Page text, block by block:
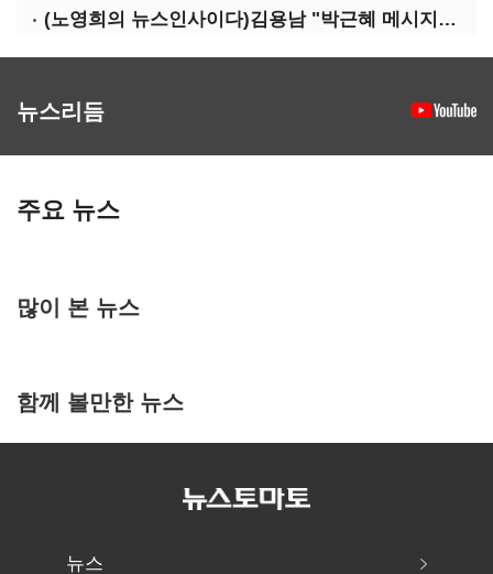
(노영희의 뉴스인사이다)김용남 "박근혜 메시지, '정권교체 필요성' 강조할 듯"
뉴스리듬
주요 뉴스
많이 본 뉴스
함께 볼만한 뉴스
뉴스